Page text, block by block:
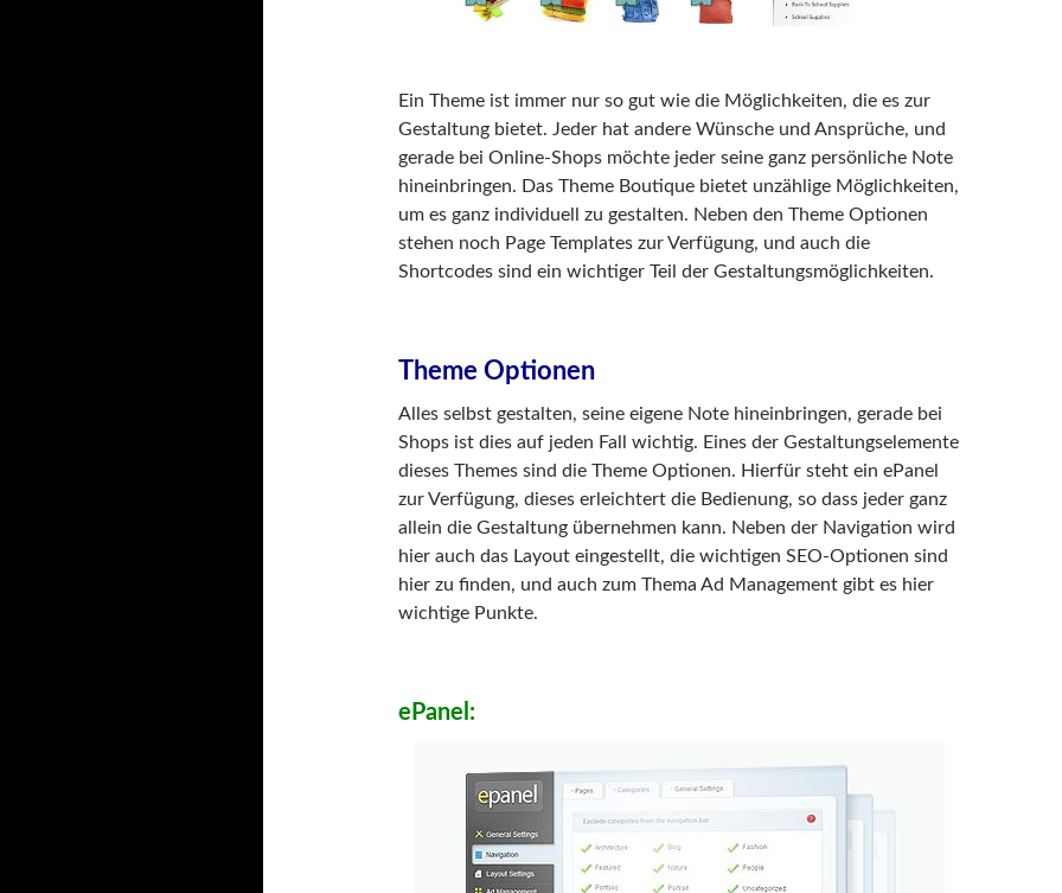
Ein Theme ist immer nur so gut wie die Möglichkeiten, die es zur
Gestaltung bietet. Jeder hat andere Wünsche und Ansprüche, und
gerade bei Online-Shops möchte jeder seine ganz persönliche Note
hineinbringen. Das Theme Boutique bietet unzählige Möglichkeiten,
um es ganz individuell zu gestalten. Neben den Theme Optionen
stehen noch Page Templates zur Verfügung, und auch die
Shortcodes sind ein wichtiger Teil der Gestaltungsmöglichkeiten.
Theme Optionen
Alles selbst gestalten, seine eigene Note hineinbringen, gerade bei
Shops ist dies auf jeden Fall wichtig. Eines der Gestaltungselemente
dieses Themes sind die Theme Optionen. Hierfür steht ein ePanel
zur Verfügung, dieses erleichtert die Bedienung, so dass jeder ganz
allein die Gestaltung übernehmen kann. Neben der Navigation wird
hier auch das Layout eingestellt, die wichtigen SEO-Optionen sind
hier zu finden, und auch zum Thema Ad Management gibt es hier
wichtige Punkte.
ePanel: